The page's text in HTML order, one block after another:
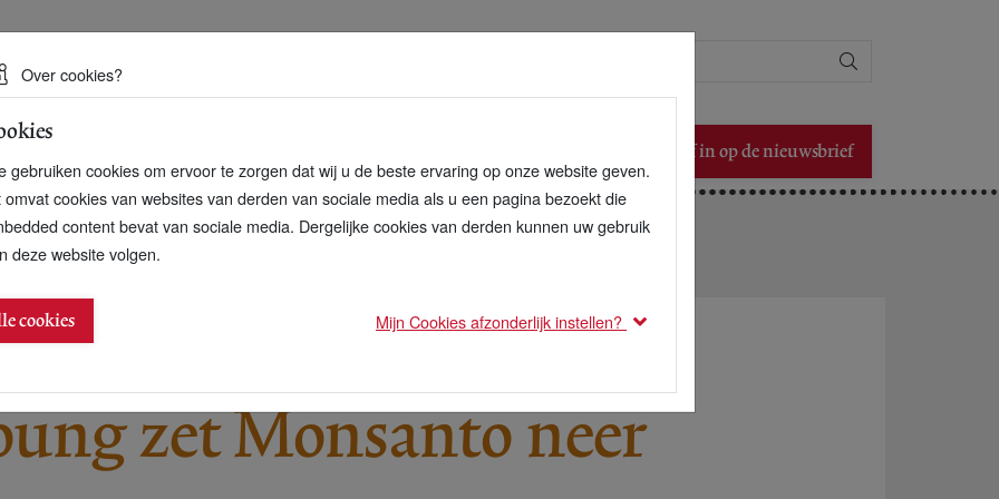
duurzame toekomst
Schrijf in op de nieuwsbrief
als doodshoofd
zet Monsanto neer
Over cookies?
gebruiken cookies om ervoor te zorgen dat wij u de beste ervaring op onze website geven.
omvat cookies van websites van derden van sociale media als u een pagina bezoekt die
content bevat van sociale media. Dergelijke cookies van derden kunnen uw gebruik
deze website volgen.
cookies Mijn Cookies afzonderlijk instellen?